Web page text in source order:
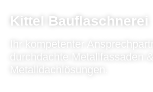
Kittel Bauflaschnerei
Ihr kompetenter
durchdachte Metallfassaden &
Metalldachlösungen.